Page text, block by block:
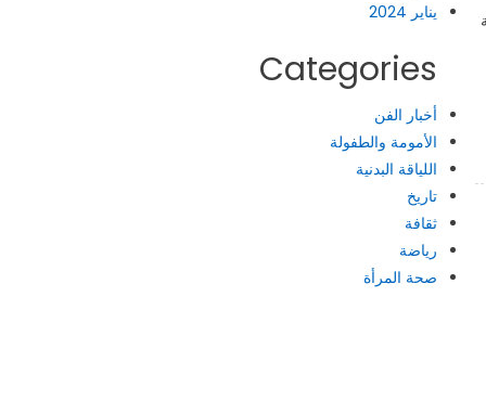
يناير 2024
Categories
أخبار الفن
الأمومة والطفولة
اللياقة البدنية
تاريخ
ثقافة
رياضة
صحة المرأة